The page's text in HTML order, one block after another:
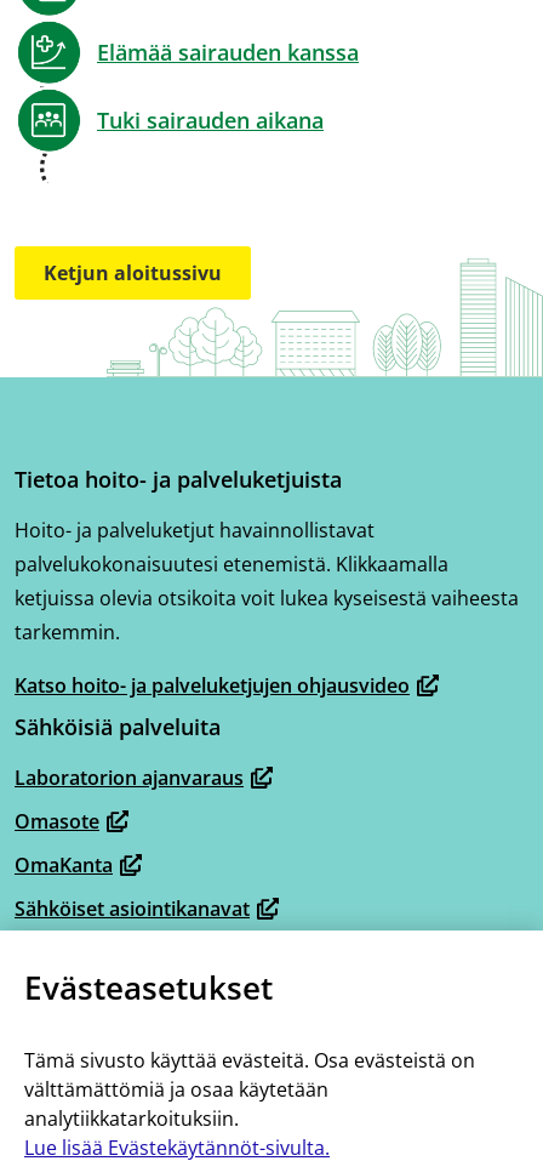
Elämää sairauden kanssa
Tuki sairauden aikana
Ketjun aloitussivu
Tietoa hoito- ja palveluketjuista
Hoito- ja palveluketjut havainnollistavat
palvelukokonaisuutesi etenemistä. Klikkaamalla
ketjuissa olevia otsikoita voit lukea kyseisestä vaiheesta
tarkemmin.
Katso hoito- ja palveluketjujen ohjausvideo
(avautuu
uuteen
ikkunaan,
toiseen
palveluun)
Sähköisiä palveluita
Laboratorion ajanvaraus
(avautuu
uuteen
ikkunaan,
siirryt
toiseen
Omasote
(avautuu
uuteen
ikkunaan,
siirryt
toiseen
palveluun)
OmaKanta
(avautuu
uuteen
siirryt
palveluun)
Sähköiset asiointikanavat
(avautuu
ikkunaan,
toiseen
palveluun)
uuteen
siirryt
toiseen
palveluun)
Omahelpperi
ikkunaan,
siirryt
toiseen
Tietoa hoito- ja palveluketjuista
Saavutettavuus
Evästeasetukset
Tämä sivusto käyttää evästeitä. Osa evästeistä on
välttämättömiä ja osaa käytetään
analytiikkatarkoituksiin.
Lue lisää Evästekäytännöt-sivulta.